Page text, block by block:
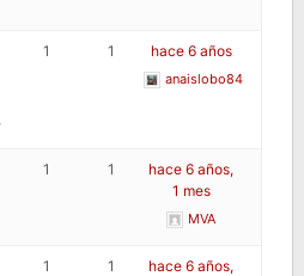
1 1 hace 6 años
anaislobo84
1 1
hace 6 años,
1 mes
MVA
1 1
hace 6 años,